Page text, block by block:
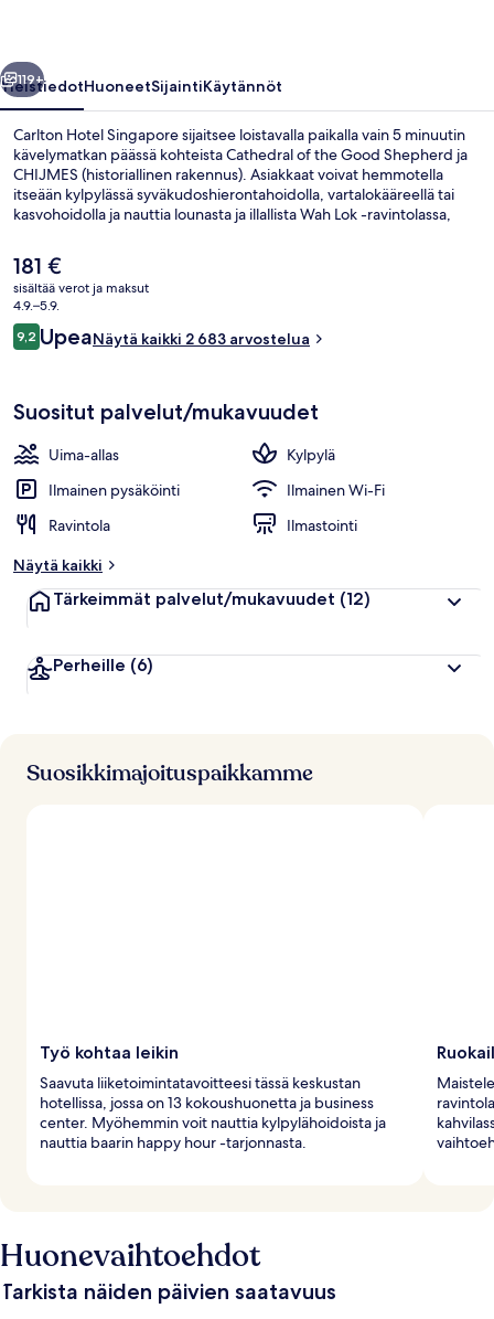
Seuraava
119+
YleistiedotHuoneetSijaintiKäytännöt
Carlton Hotel Singapore sijaitsee loistavalla paikalla vain 5 minuutin
kävelymatkan päässä kohteista Cathedral of the Good Shepherd ja
CHIJMES (historiallinen rakennus). Asiakkaat voivat hemmotella
itseään kylpylässä syväkudoshierontahoidolla, vartalokääreellä tai
kasvohoidolla ja nauttia lounasta ja illallista Wah Lok -ravintolassa,
kiinalainen keittiö. Muihin tämän luksusluokan hotellin palveluihin
kuuluu ulkouima-allas, allasbaari ja kuntokeskus. Asiakkaat pitävät
majoituspaikasta sen keskeisen sijainnin ja lähialueen nähtävyyksien
vuoksi ja siksi, että se sijaitsee lähellä julkisen liikenteen yhteyksiä:
Bras Basahin asema sijaitsee 3 minuutin ja Esplanaden asema 5
minuutin kävelymatkan päässä.
Nykyinen
hinta
on
181 €
181 €
sisältää verot ja maksut
4.9.–5.9.
Arvostelut
9,29,2 kautta 10.
UpeaNäytä kaikki 2 683 arvostelua
Suositut palvelut/mukavuudet
Uima-allas
Kylpylä
Ilmainen pysäköinti
Ilmainen Wi-Fi
Ravintola
Ilmastointi
Näytä kaikki
Tärkeimmät palvelut/mukavuudet (12)
Perheille (6)
Suosikkimajoituspaikkamme
Työ kohtaa leikin
Saavuta liiketoimintatavoitteesi tässä keskustan
hotellissa, jossa on 13 kokoushuonetta ja business
center. Myöhemmin voit nauttia kylpylähoidoista ja
nauttia baarin happy hour -tarjonnasta.
Huonevaihtoehdot
Tarkista näiden päivien saatavuus